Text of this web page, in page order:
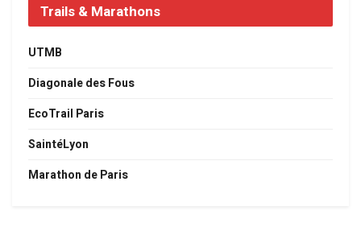
Trails & Marathons
UTMB
Diagonale des Fous
EcoTrail Paris
SaintéLyon
Marathon de Paris